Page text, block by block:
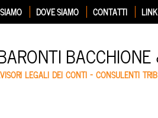
DOVE SIAMO CONTATTI LINK
LEGALI DEI CONTI – CONSULENTI